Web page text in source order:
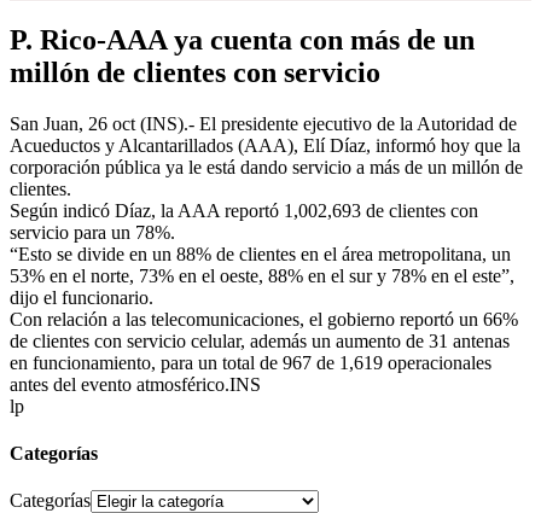
P. Rico-AAA ya cuenta con más de un
millón de clientes con servicio
San Juan, 26 oct (INS).- El presidente ejecutivo de la Autoridad de
Acueductos y Alcantarillados (AAA), Elí Díaz, informó hoy que la
corporación pública ya le está dando servicio a más de un millón de
clientes.
Según indicó Díaz, la AAA reportó 1,002,693 de clientes con
servicio para un 78%.
“Esto se divide en un 88% de clientes en el área metropolitana, un
53% en el norte, 73% en el oeste, 88% en el sur y 78% en el este”,
dijo el funcionario.
Con relación a las telecomunicaciones, el gobierno reportó un 66%
de clientes con servicio celular, además un aumento de 31 antenas
en funcionamiento, para un total de 967 de 1,619 operacionales
antes del evento atmosférico.INS
lp
Categorías
Categorías